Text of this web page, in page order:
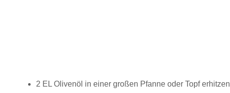
2 EL Olivenöl in einer großen Pfanne oder Topf erhitzen